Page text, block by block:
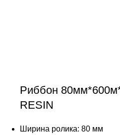
Риббон
RESIN
Ширина ролика: 80 мм